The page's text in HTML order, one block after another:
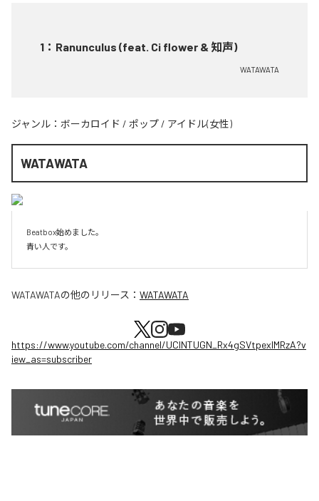
1 ： Ranunculus (feat. Ci flower & 知声)
WATAWATA
ジャンル： ボーカロイド / ポップ / アイドル(女性)
WATAWATA
Beatbox始めました。
青い人です。
WATAWATAの他のリリース： WATAWATA
https://www.youtube.com/channel/UClNTUGN_Rx4gSVtpexlMRzA?v
iew_as=subscriber